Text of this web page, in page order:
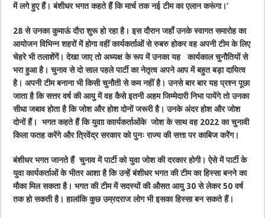
में लगे हुए हैं। बंशीधर भगत कहते हैं कि मार्च तक नई टीम का एलान करूंगा।’
28 से उनका कुमाऊं दौरा शुरू हो रहा है। इस दौरान जहाँ उनके स्वागत समारोह का
आयोजन विभिन्न शहरों में होगा वहीं कार्यकर्ताओं से रुबरु होकर वह अपनी टीम के लिए
चेहरे भी तलाशेंगें। देखा जाए तो अध्यक्ष के रूप में उनका यह कार्यकाल चुनौतियों से
भरा हुआ है। चुनाव से दो साल पहले पार्टी का नेतृत्व अपने आप में बहुत बड़ा दायित्व
है। अपनी टीम बनाना भी किसी चुनौती से कम नहीं है। उनसे बार बार यह प्रश्न पूछा
जाता है कि सत्तर वर्ष की आयु में वह कैसे इतनी अहम जिम्मेदारी निभा पायेंगे तो उनका
सीधा जबाव होता है कि जोश और होश दोनों जरूरी है। उनके अंदर होश और जोश
दोनों हैं। भगत कहते हैं कि युवाा काार्यकर्ताओंके जोश के साथ वह 2022 का चुनावी
किला फतह करेंगे और त्रिवेंद्र सरकार को पुनः राज्य की सत्ता पर काबिज करेेंग।
बंशीधर भगत जानते हैं चुनाव में पार्टी को युवा जोश की दरकार होगी। ऐसे में पार्टी के
युवा कार्यकर्ताओं के भीतर आशा है कि उन्हें बंशीधर भगत की टीम का हिस्सा बनने का
मौका मिल सकता है। भगत की टीम में सदस्यों की औसत आयु 30 से लेकर 50 वर्ष
तक हो सकती है। हालांकि कुछ उम्रदराज लोग भी इसका हिस्सा बन सकते हैं।